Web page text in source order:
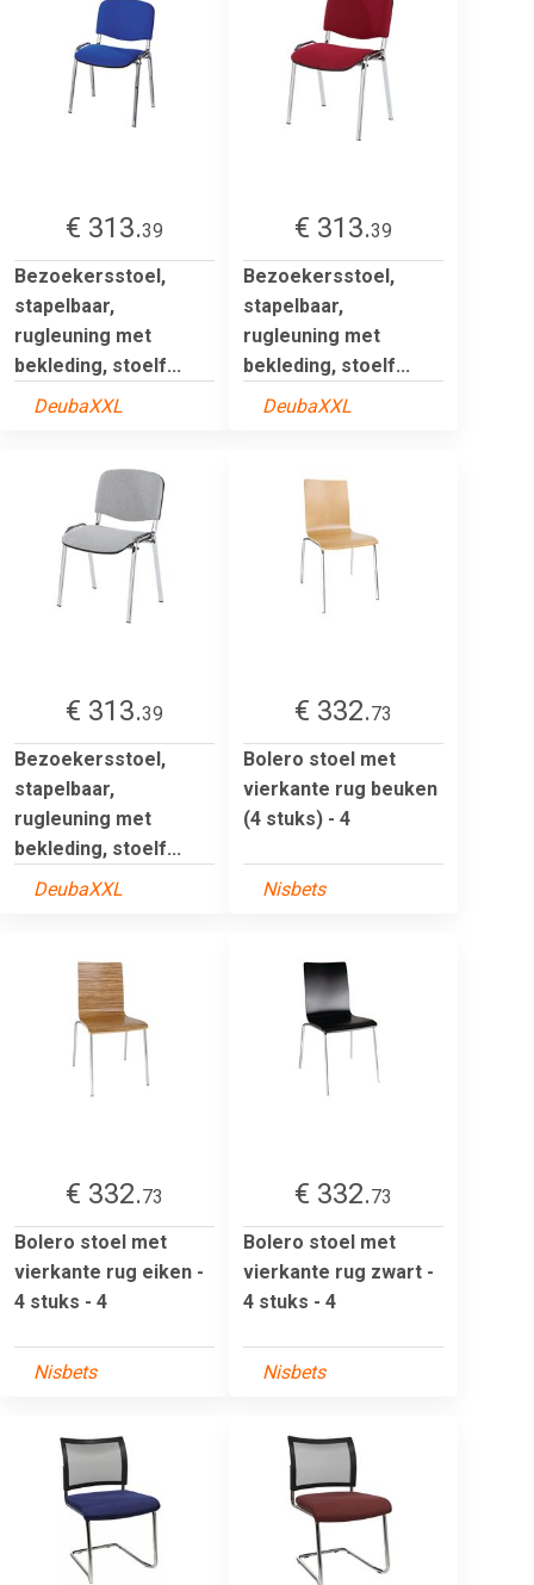
€ 313.39
Bezoekersstoel,
stapelbaar,
rugleuning met
bekleding, stoelf...
DeubaXXL
€ 313.39
Bezoekersstoel,
stapelbaar,
rugleuning met
bekleding, stoelf...
DeubaXXL
€ 313.39
Bezoekersstoel,
stapelbaar,
rugleuning met
bekleding, stoelf...
DeubaXXL
€ 332.73
Bolero stoel met
vierkante rug beuken
(4 stuks) - 4
Nisbets
€ 332.73
Bolero stoel met
vierkante rug eiken -
4 stuks - 4
Nisbets
€ 332.73
Bolero stoel met
vierkante rug zwart -
4 stuks - 4
Nisbets